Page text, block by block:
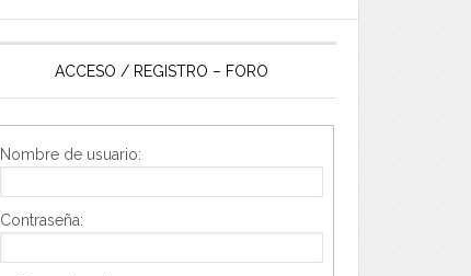
ACCESO / REGISTRO – FORO
Nombre de usuario:
Contraseña: